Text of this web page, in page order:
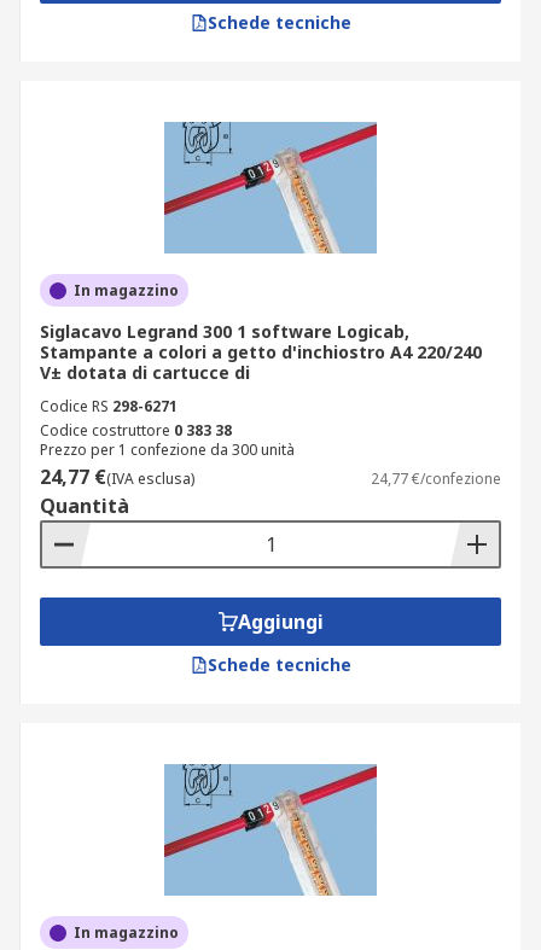
Schede tecniche
In magazzino
Siglacavo Legrand 300 1 software Logicab,
Stampante a colori a getto d'inchiostro A4 220/240
V± dotata di cartucce di
Codice RS 298-6271
Codice costruttore 0 383 38
Prezzo per 1 confezione da 300 unità
24,77 €(IVA esclusa) 24,77 €/confezione
Quantità
Aggiungi
Schede tecniche
In magazzino